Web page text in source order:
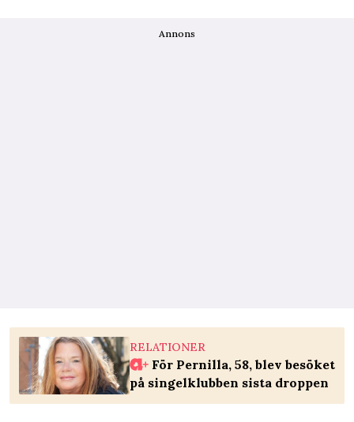
Annons
RELATIONER
För Pernilla, 58, blev besöket
på singelklubben sista droppen